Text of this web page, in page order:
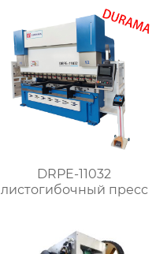
DRPE-11032
листогибочный пресс